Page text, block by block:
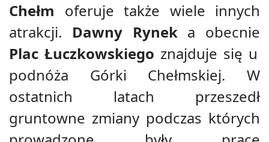
Chełm oferuje także wiele innych
atrakcji. Dawny Rynek a obecnie
Plac Łuczkowskiego znajduje się u
podnóża Górki Chełmskiej. W
ostatnich latach przeszedł
gruntowne zmiany podczas których